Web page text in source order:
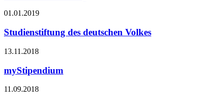
01.01.2019
Studienstiftung des deutschen Volkes
13.11.2018
myStipendium
11.09.2018